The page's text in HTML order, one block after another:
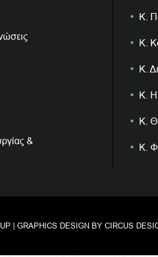
&
Κ.
Κ.
Κ.
Κ.
Κ.
Κ.
| GRAPHICS DESIGN BY CIRCUS